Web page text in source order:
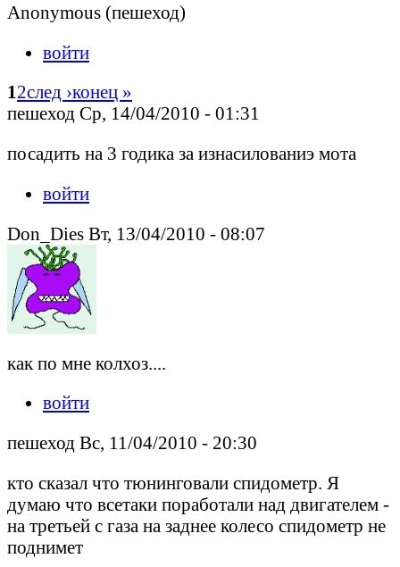
Anonymous (пешеход)
войти
12след ›конец »
пешеход Ср, 14/04/2010 - 01:31
посадить на 3 годика за изнасилованиэ мота
войти
Don_Dies Вт, 13/04/2010 - 08:07
как по мне колхоз....
войти
пешеход Вс, 11/04/2010 - 20:30
кто сказал что тюнинговали спидометр. Я
думаю что всетаки поработали над двигателем -
на третьей с газа на заднее колесо спидометр не
поднимет